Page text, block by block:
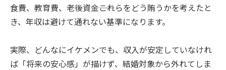
食費、教育費、老後資金――これらをどう賄うかを考えたと
き、年収は避けて通れない基準になります。
実際、どんなにイケメンでも、収入が安定していなけれ
ば「将来の安心感」が描けず、結婚対象から外れてしま